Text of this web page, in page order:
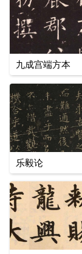
九成宫端方本
乐毅论